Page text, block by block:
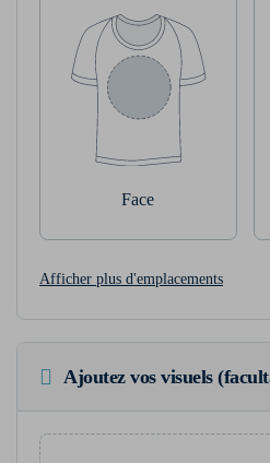
Face
Afficher plus d'emplacements
Ajoutez vos visuels